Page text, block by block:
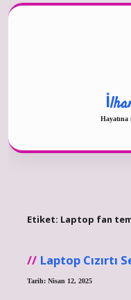
Etiket: Laptop fan
Laptop Cızırtı
Tarih: Nisan 12, 2025